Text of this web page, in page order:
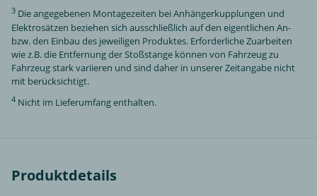
3 Die angegebenen Montagezeiten bei Anhängerkupplungen und
Elektrosätzen beziehen sich ausschließlich auf den eigentlichen An-
bzw. den Einbau des jeweiligen Produktes. Erforderliche Zuarbeiten
wie z.B. die Entfernung der Stoßstange können von Fahrzeug zu
Fahrzeug stark variieren und sind daher in unserer Zeitangabe nicht
mit berücksichtigt.
4 Nicht im Lieferumfang enthalten.
Produktdetails